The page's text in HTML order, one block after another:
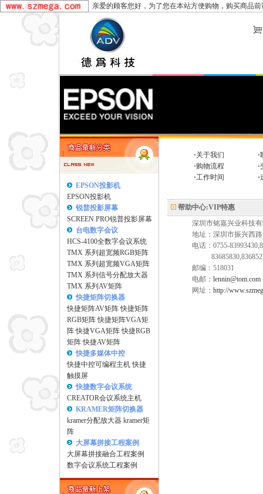
亲爱的顾客您好，为了您在本站方便购物，购买商品前
EPSON投影机
EPSON投影机
锐普投影屏幕
SCREEN PRO锐普投影屏幕
台电数字会议
HCS-4100全数字会议系统
TMX 系列超宽频RGB矩阵
TMX 系列超宽频VGA矩阵
TMX 系列信号分配放大器
TMX 系列AV矩阵
快捷矩阵切换器
快捷矩阵AV矩阵 快捷矩阵
RGB矩阵 快捷矩阵VGA矩
阵 快捷VGA矩阵 快捷RGB
矩阵 快捷AV矩阵
快捷多媒体中控
快捷中控可编程主机 快捷
触摸屏
快捷数字会议系统
CREATOR会议系统主机
KRAMER矩阵切换器
kramer分配放大器 kramer矩
阵
大屏幕拼接工程案例
大屏幕拼接融合工程案例
数字会议系统工程案例
·关于我们 ·
·购物流程 ·
·工作时间 ·
帮助中心:VIP特惠
深圳市铭嘉兴业科技
地址：深圳市振兴西
电话：0755-
邮编：518031
电邮： lennin@tom.com
网址： http://